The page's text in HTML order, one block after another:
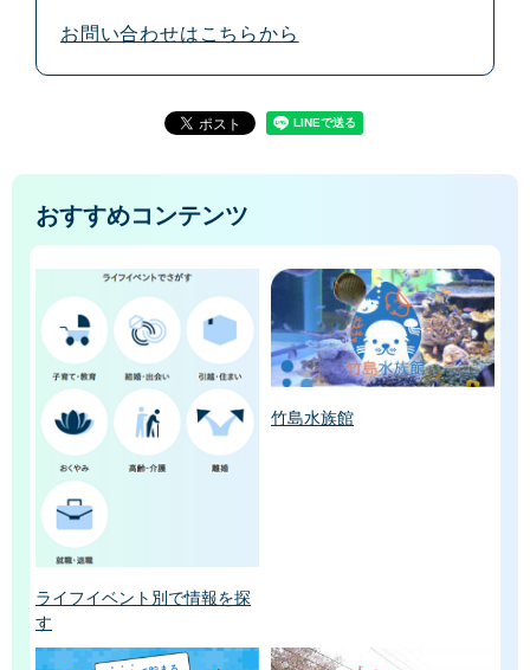
お問い合わせはこちらから
おすすめコンテンツ
ライフイベント別で情報を探
す
竹島水族館